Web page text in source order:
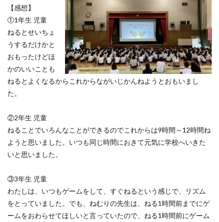
【感想】
①1年生 児童
ねるとせいちょ
うするだけかと
おもったけどほ
かのいいことも
ねるとよくなるからこれからながいじかんねようとおもいまし
た。
②2年生 児童
ねることでいろんなことができるのでこれからは9時間～12時間ね
ようと思いました。いつも同じ時間におきて元気に学校へいきた
いと思いました。
③3年生 児童
わたしは、いつもゲームをして、すぐねるという感じで、リズム
をとっていました。でも、ねむりの先生は、ねる1時間前までにゲ
ームをおわらせてほしいと言っていたので、ねる1時間前にゲーム